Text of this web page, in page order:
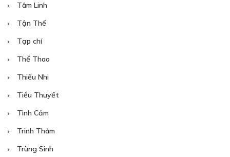
Tâm Linh
Tận Thế
Tạp chí
Thể Thao
Thiếu Nhi
Tiểu Thuyết
Tình Cảm
Trinh Thám
Trùng Sinh